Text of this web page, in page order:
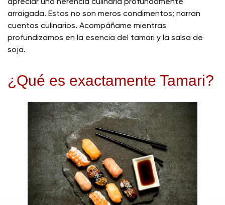
apreciar una herencia culinaria profundamente
arraigada. Estos no son meros condimentos; narran
cuentos culinarios. Acompáñame mientras
profundizamos en la esencia del tamari y la salsa de
soja.
¿Qué es exactamente Tamari?